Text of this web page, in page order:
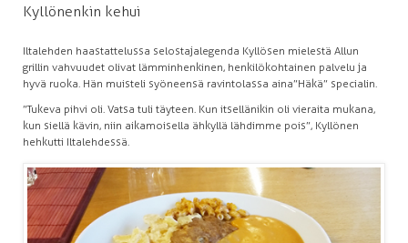
Kyllönenkin kehui
Iltalehden haastattelussa selostajalegenda Kyllösen mielestä Allun
grillin vahvuudet olivat lämminhenkinen, henkilökohtainen palvelu ja
hyvä ruoka. Hän muisteli syöneensä ravintolassa aina ”Häkä” specialin.
”Tukeva pihvi oli. Vatsa tuli täyteen. Kun itsellänikin oli vieraita mukana,
kun siellä kävin, niin aikamoisella ähkyllä lähdimme pois”, Kyllönen
hehkutti Iltalehdessä.